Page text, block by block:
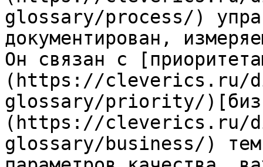
glossary/process/)
документирован,
Он связан с
(https://cleverics.ru/
glossary/priority/
(https://cleverics.ru/
glossary/business/)